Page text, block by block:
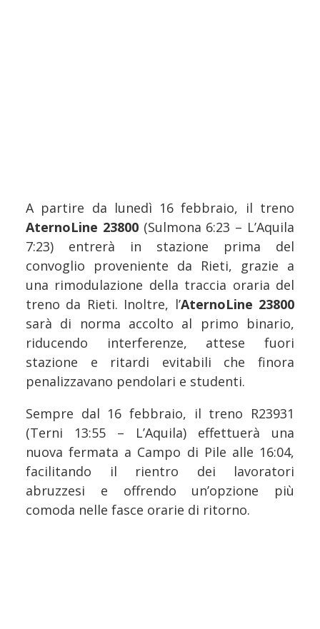
A partire da lunedì 16 febbraio, il treno
AternoLine 23800 (Sulmona 6:23 – L’Aquila
7:23) entrerà in stazione prima del
convoglio proveniente da Rieti, grazie a
una rimodulazione della traccia oraria del
treno da Rieti. Inoltre, l’AternoLine 23800
sarà di norma accolto al primo binario,
riducendo interferenze, attese fuori
stazione e ritardi evitabili che finora
penalizzavano pendolari e studenti.
Sempre dal 16 febbraio, il treno R23931
(Terni 13:55 – L’Aquila) effettuerà una
nuova fermata a Campo di Pile alle 16:04,
facilitando il rientro dei lavoratori
abruzzesi e offrendo un’opzione più
comoda nelle fasce orarie di ritorno.